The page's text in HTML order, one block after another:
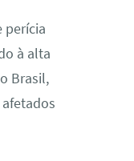
perícia
à alta
Brasil,